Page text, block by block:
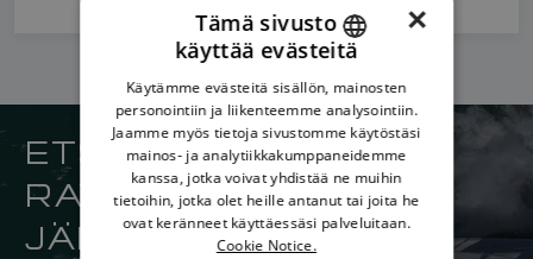
ETSI LÄHIN
RAYMARINE-
JÄLLEENMYYJÄSI
ENGLISH
DANISH
ITALIAN
SWEDISH
×
Tämä sivusto
käyttää evästeitä
Käytämme evästeitä sisällön, mainosten
personointiin ja liikenteemme analysointiin.
Jaamme myös tietoja sivustomme käytöstäsi
mainos- ja analytiikkakumppaneidemme
kanssa, jotka voivat yhdistää ne muihin
tietoihin, jotka olet heille antanut tai joita he
ovat keränneet käyttäessäsi palveluitaan.
Cookie Notice.